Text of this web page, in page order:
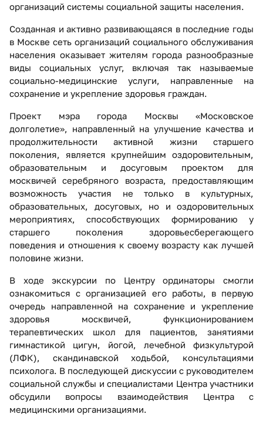
организаций системы социальной защиты населения.
Созданная и активно развивающаяся в последние годы
в Москве сеть организаций социального обслуживания
населения оказывает жителям города разнообразные
виды социальных услуг, включая так называемые
социально-медицинские услуги, направленные на
сохранение и укрепление здоровья граждан.
Проект мэра города Москвы «Московское
долголетие», направленный на улучшение качества и
продолжительности активной жизни старшего
поколения, является крупнейшим оздоровительным,
образовательным и досуговым проектом для
москвичей серебряного возраста, предоставляющим
возможность участия не только в культурных,
образовательных, досуговых, но и оздоровительных
мероприятиях, способствующих формированию у
старшего поколения здоровьесберегающего
поведения и отношения к своему возрасту как лучшей
половине жизни.
В ходе экскурсии по Центру ординаторы смогли
ознакомиться с организацией его работы, в первую
очередь направленной на сохранение и укрепление
здоровья москвичей, функционированием
терапевтических школ для пациентов, занятиями
гимнастикой цигун, йогой, лечебной физкультурой
(ЛФК), скандинавской ходьбой, консультациями
психолога. В последующей дискуссии с руководителем
социальной службы и специалистами Центра участники
обсудили вопросы взаимодействия Центра с
медицинскими организациями.